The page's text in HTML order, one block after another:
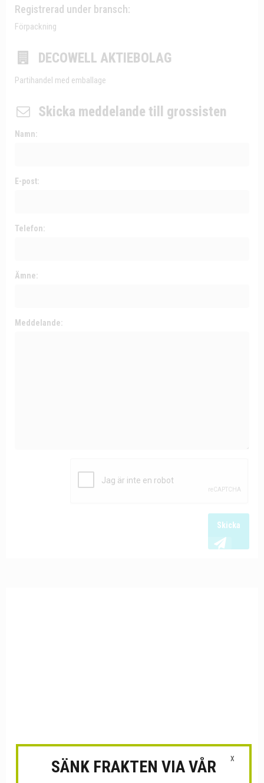
Registrerad under bransch:
Förpackning
DECOWELL AKTIEBOLAG
Partihandel med emballage
Skicka meddelande till grossisten
Namn:
E-post:
Telefon:
Ämne:
Meddelande:
Skicka
X
SÄNK FRAKTEN VIA VÅR